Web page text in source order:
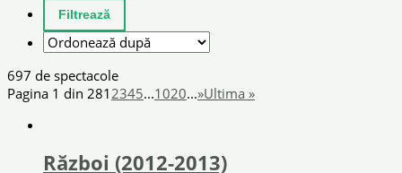
697 de spectacole
Pagina 1 din 281 2345...1020...»Ultima »
Război (2012-2013)